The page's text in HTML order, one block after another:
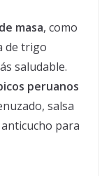
masa, como
de trigo
saludable.
peruanos
salsa
para